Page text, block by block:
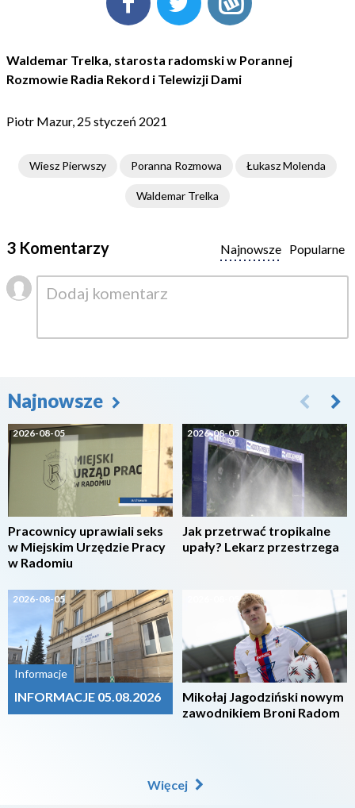
Waldemar Trelka, starosta radomski w Porannej
Rozmowie Radia Rekord i Telewizji Dami
Piotr Mazur, 25 styczeń 2021
Wiesz Pierwszy Poranna Rozmowa Łukasz Molenda
Waldemar Trelka
3 Komentarzy Popularne
Najnowsze
Najnowsze
2026-08-05
Pracownicy uprawiali seks
w Miejskim Urzędzie Pracy
w Radomiu
2026-08-05
Informacje
INFORMACJE 05.08.2026
2026-08-05
Jak przetrwać tropikalne
upały? Lekarz przestrzega
2026-08-05
Mikołaj Jagodziński nowym
zawodnikiem Broni Radom
Więcej